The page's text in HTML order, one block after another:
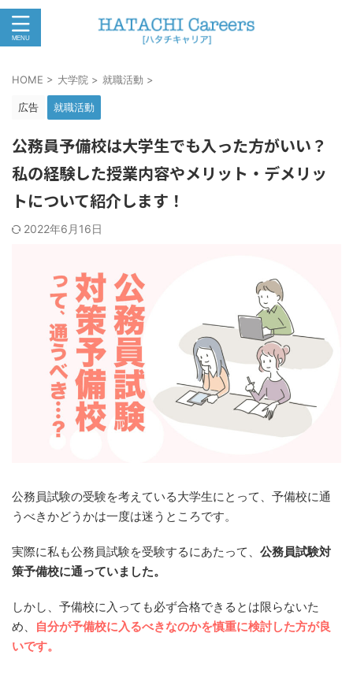
HOME > 大学院 > 就職活動 >
広告 就職活動
公務員予備校は大学生でも入った方がいい？
私の経験した授業内容やメリット・デメリッ
トについて紹介します！
2022年6月16日
公務員試験の受験を考えている大学生にとって、予備校に通
うべきかどうかは一度は迷うところです。
実際に私も公務員試験を受験するにあたって、 公務員試験対
策予備校に通っていました。
しかし、予備校に入っても必ず合格できるとは限らないた
め、
自分が予備校に入るべきなのかを慎重に検討した方が良
いです。